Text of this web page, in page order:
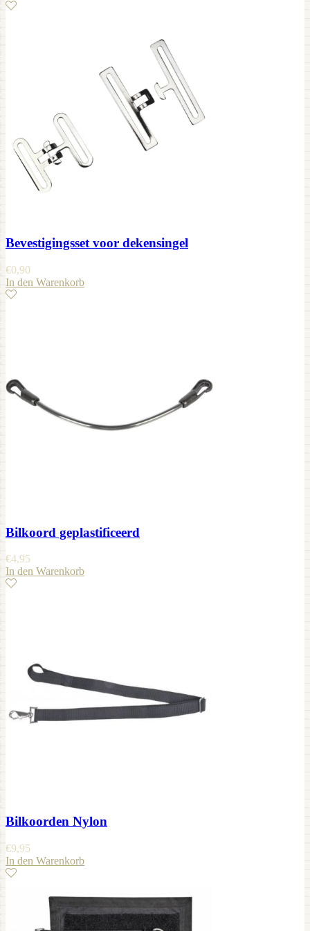
Bevestigingsset voor dekensingel
€0,90
In den Warenkorb
Bilkoord geplastificeerd
€4,95
In den Warenkorb
Bilkoorden Nylon
€9,95
In den Warenkorb